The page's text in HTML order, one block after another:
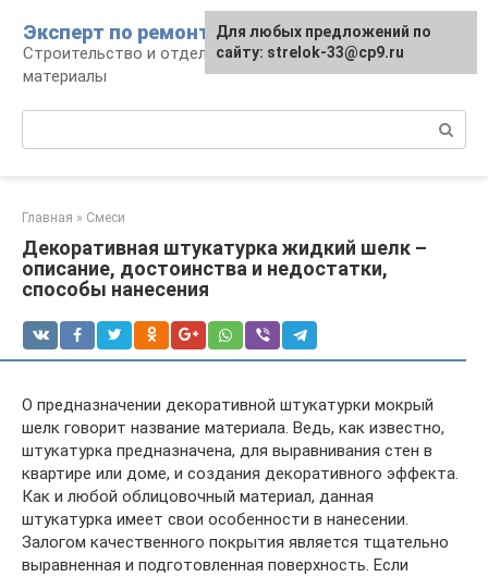
контенту
Эксперт по ремонту
Строительство и отделка: работы и
материалы
Главная » Смеси
Декоративная штукатурка жидкий шелк –
описание, достоинства и недостатки,
способы нанесения
О предназначении декоративной штукатурки мокрый
шелк говорит название материала. Ведь, как известно,
штукатурка предназначена, для выравнивания стен в
квартире или доме, и создания декоративного эффекта.
Как и любой облицовочный материал, данная
штукатурка имеет свои особенности в нанесении.
Залогом качественного покрытия является тщательно
выравненная и подготовленная поверхность. Если
Для любых предложений по
сайту: strelok-33@cp9.ru
Для любых предложений по
сайту: strelok-33@cp9.ru